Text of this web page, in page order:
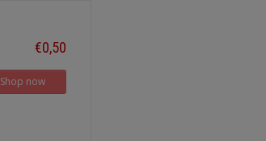
€0,50
Shop now